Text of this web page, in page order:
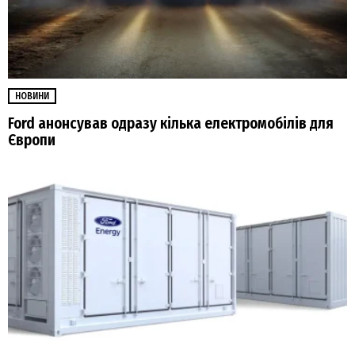
НОВИНИ
Ford анонсував одразу кілька електромобілів для
Європи